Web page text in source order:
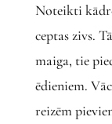
Noteikti
ceptas zivs.
maiga, tie
ēdieniem.
reizēm